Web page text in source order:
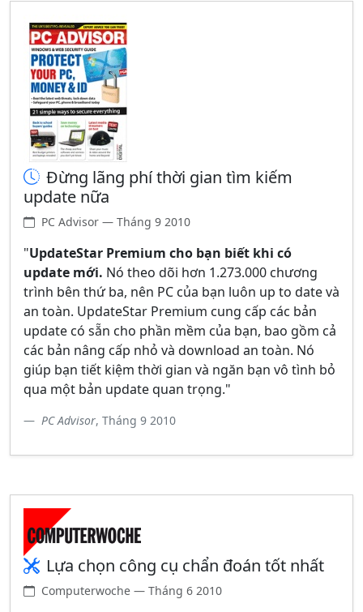
Đừng lãng phí thời gian tìm kiếm
update nữa
PC Advisor — Tháng 9 2010
"UpdateStar Premium cho bạn biết khi có
update mới. Nó theo dõi hơn 1.273.000 chương
trình bên thứ ba, nên PC của bạn luôn up to date và
an toàn. UpdateStar Premium cung cấp các bản
update có sẵn cho phần mềm của bạn, bao gồm cả
các bản nâng cấp nhỏ và download an toàn. Nó
giúp bạn tiết kiệm thời gian và ngăn bạn vô tình bỏ
qua một bản update quan trọng."
PC Advisor, Tháng 9 2010
Lựa chọn công cụ chẩn đoán tốt nhất
Computerwoche — Tháng 6 2010